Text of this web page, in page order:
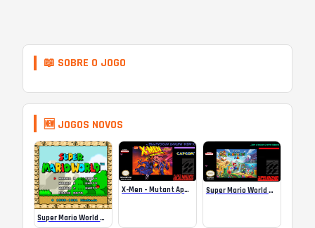
📖 SOBRE O JOGO
🆕 JOGOS NOVOS
Super Mario World SA-1 Online
X-Men – Mutant Apocalypse Rebalanced Online Super Mario World Mix Online